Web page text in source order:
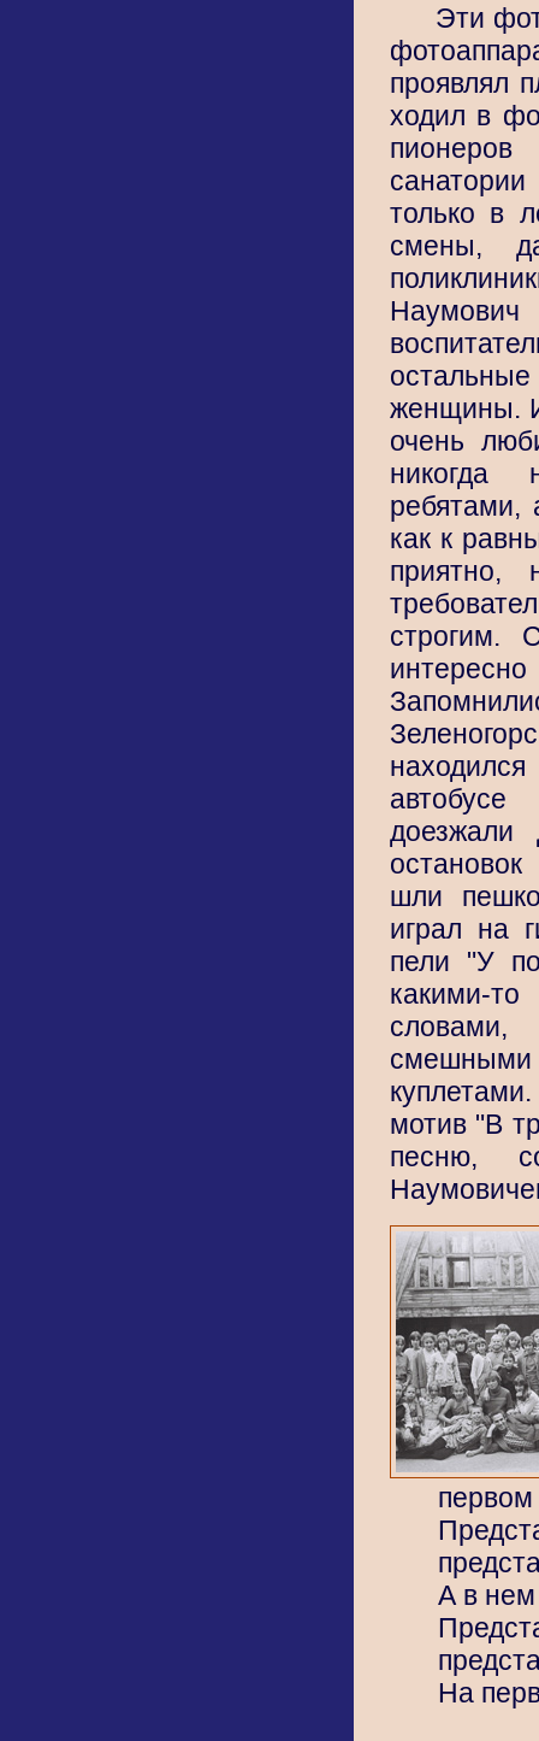
Эти
проявлял
ходил в
только в
смены,
Наумович
женщины.
очень
как к
строгим.
шли
играл на
пели "У
какими-
мотив "В
песню,
первом
А в нем
На